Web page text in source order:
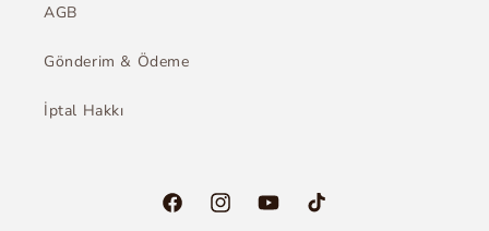
AGB
Gönderim & Ödeme
İptal Hakkı
FacebookInstagramYouTubeTikTok